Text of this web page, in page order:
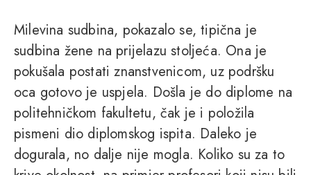
Milevina sudbina, pokazalo se, tipična je
sudbina žene na prijelazu stoljeća. Ona je
pokušala postati znanstvenicom, uz podršku
oca gotovo je uspjela. Došla je do diplome na
politehničkom fakultetu, čak je i položila
pismeni dio diplomskog ispita. Daleko je
dogurala, no dalje nije mogla. Koliko su za to